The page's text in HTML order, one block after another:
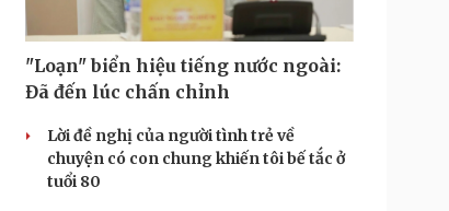
"Loạn" biển hiệu tiếng nước ngoài:
Đã đến lúc chấn chỉnh
Lời đề nghị của người tình trẻ về
chuyện có con chung khiến tôi bế tắc ở
tuổi 80